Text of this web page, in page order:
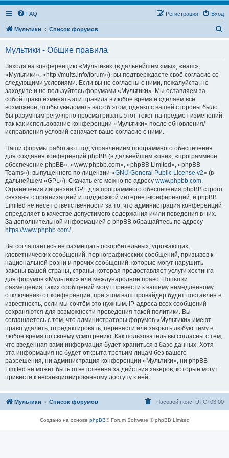
FAQ Вход
Регистрация
Мультики Список форумов
Мультики - Общие правила
Заходя на конференцию «Мультики» (в дальнейшем «мы», «наш»,
«Мультики», «http://mults.info/forum»), вы подтверждаете своё согласие со
следующими условиями. Если вы не согласны с ними, пожалуйста, не
заходите и не пользуйтесь форумами «Мультики». Мы оставляем за
собой право изменять эти правила в любое время и сделаем всё
возможное, чтобы уведомить вас об этом, однако с вашей стороны было
бы разумным регулярно просматривать этот текст на предмет изменений,
так как использование конференции «Мультики» после обновления/
исправления условий означает ваше согласие с ними.
Наши форумы работают под управлением программного обеспечения
для создания конференций phpBB (в дальнейшем «они», «программное
обеспечение phpBB», «www.phpbb.com», «phpBB Limited», «phpBB
Teams»), выпущенного по лицензии «GNU General Public License v2» (в
дальнейшем «GPL»). Скачать его можно по адресу www.phpbb.com.
Ограничения лицензии GPL для программного обеспечения phpBB строго
связаны с организацией и поддержкой интернет-конференций, и phpBB
Limited не несёт ответственности за то, что администрация конференций
определяет в качестве допустимого содержания и/или поведения в них.
За дополнительной информацией о phpBB обращайтесь по адресу
https://www.phpbb.com/.
Вы соглашаетесь не размещать оскорбительных, угрожающих,
клеветнических сообщений, порнографических сообщений, призывов к
национальной розни и прочих сообщений, которые могут нарушить
законы вашей страны, страны, которая предоставляет услуги хостинга
для форумов «Мультики» или международное право. Попытки
размещения таких сообщений могут привести к вашему немедленному
отключению от конференции, при этом ваш провайдер будет поставлен в
известность, если мы сочтём это нужным. IP-адреса всех сообщений
сохраняются для возможности проведения такой политики. Вы
соглашаетесь с тем, что администраторы форумов «Мультики» имеют
право удалить, отредактировать, перенести или закрыть любую тему в
любое время по своему усмотрению. Как пользователь вы согласны с тем,
что введённая вами информация будет храниться в базе данных. Хотя
эта информация не будет открыта третьим лицам без вашего
разрешения, ни администрация конференции «Мультики», ни phpBB
Limited не может быть ответственна за действия хакеров, которые могут
привести к несанкционированному доступу к ней.
Мультики Список форумов Часовой пояс: UTC+03:00
Создано на основе phpBB® Forum Software © phpBB Limited